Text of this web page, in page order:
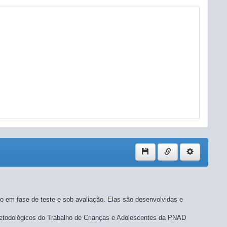
fase de teste e sob avaliação. Elas são desenvolvidas e
do Trabalho de Crianças e Adolescentes da PNAD